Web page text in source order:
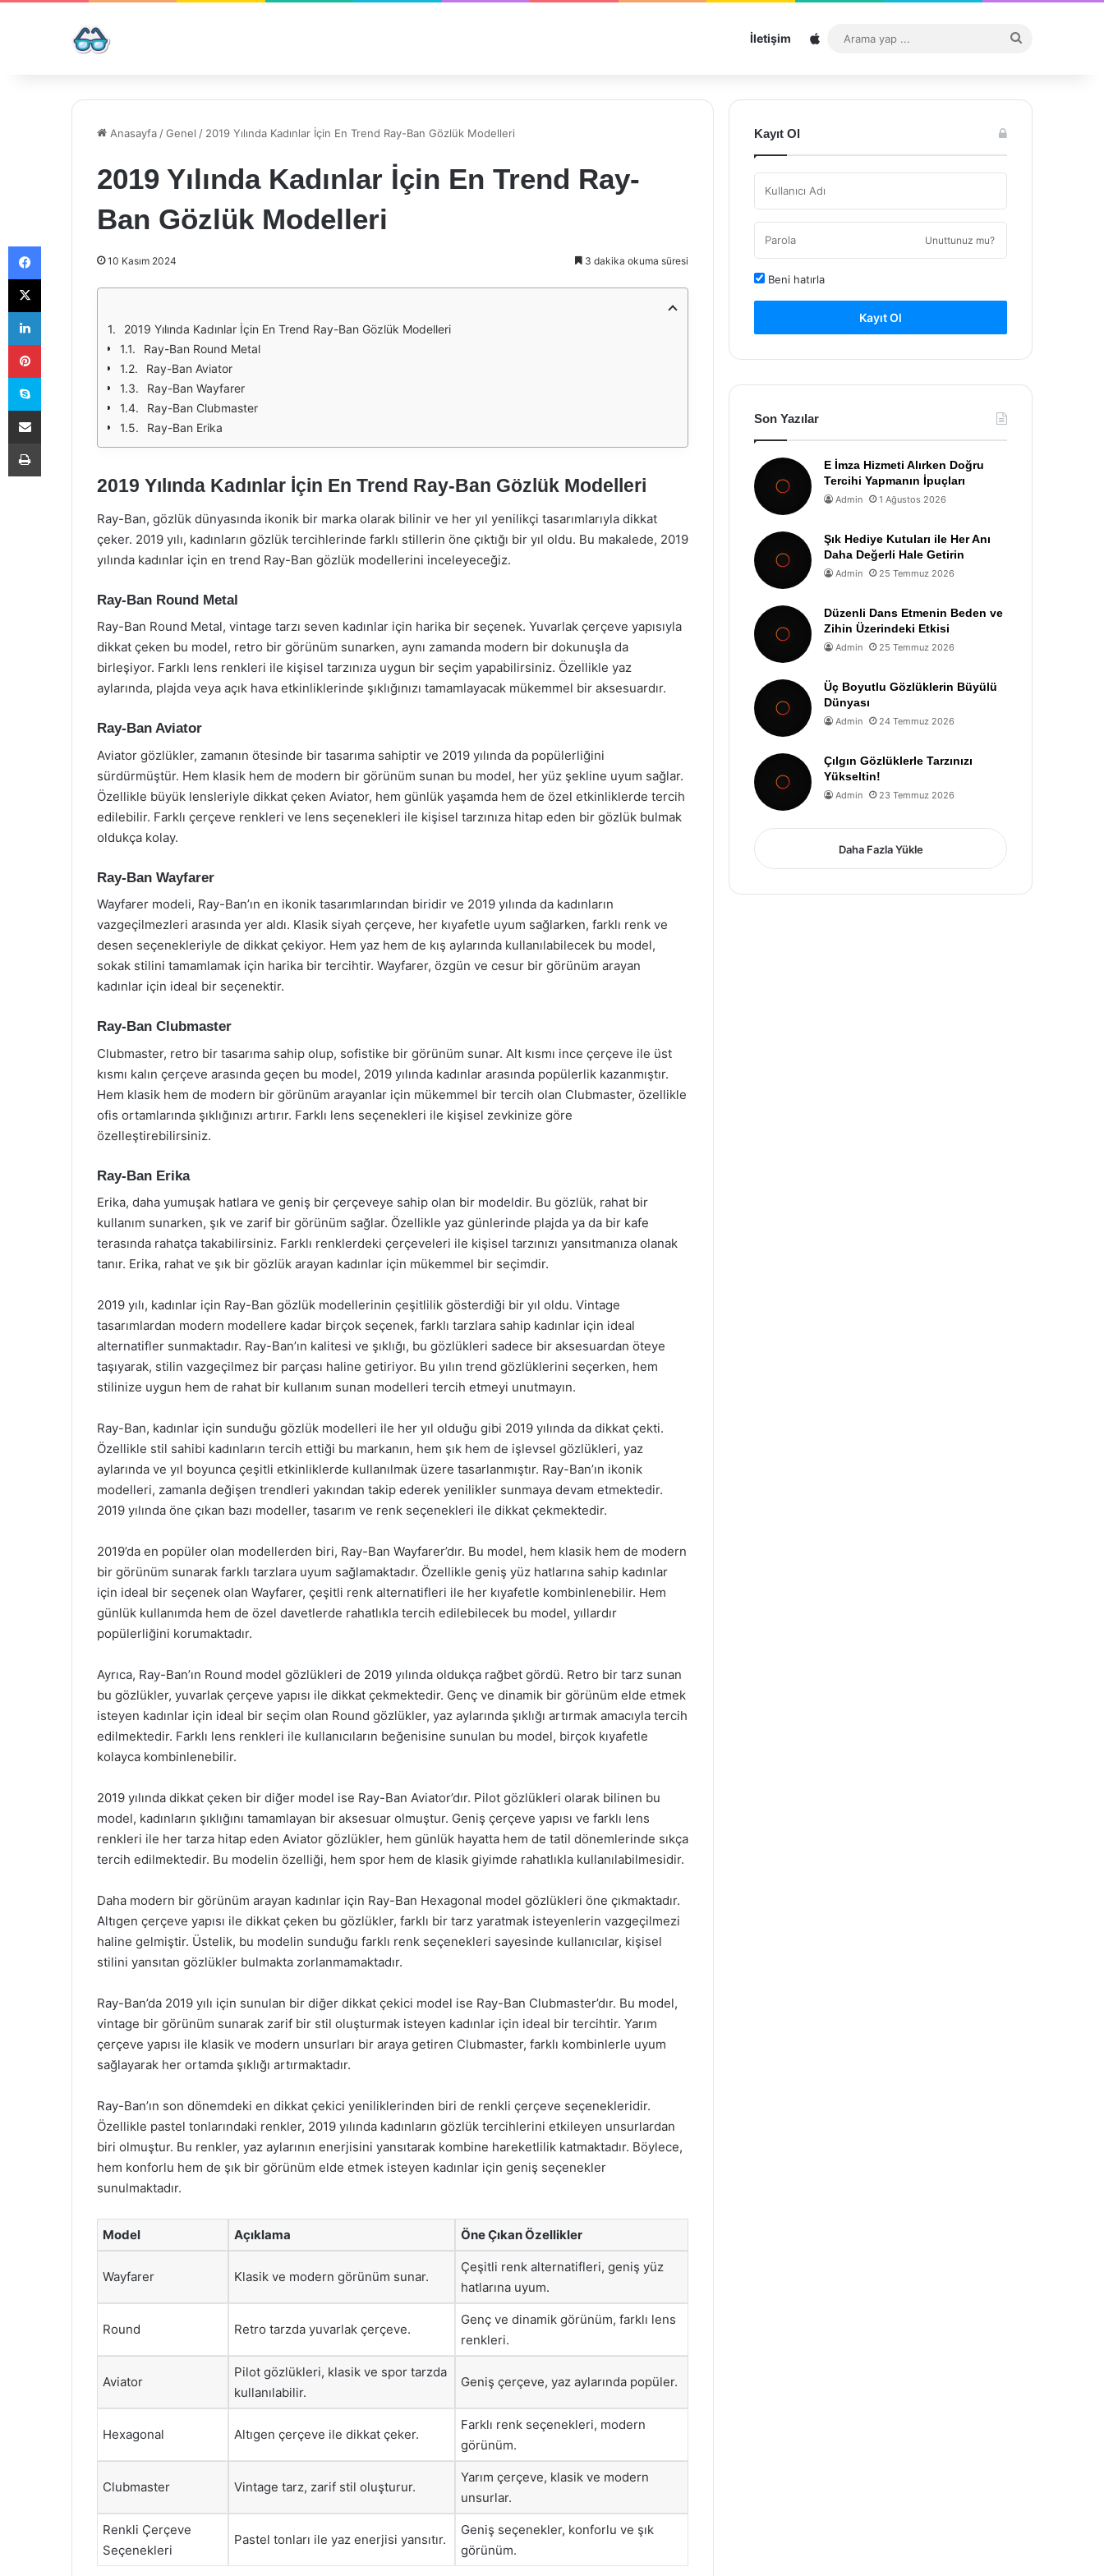
İletişim Sitemap
...
Anasayfa /Genel / 2019 Yılında Kadınlar İçin En Trend Ray-Ban Gözlük Modelleri
2019 Yılında Kadınlar İçin En Trend Ray-
Ban Gözlük Modelleri
10 Kasım 2024 3 dakika okuma süresi
2019 Yılında Kadınlar İçin En Trend Ray-Ban Gözlük Modelleri
Ray-Ban Round Metal
Ray-Ban Aviator
Ray-Ban Wayfarer
Ray-Ban Clubmaster
Ray-Ban Erika
2019 Yılında Kadınlar İçin En Trend Ray-Ban Gözlük Modelleri
Ray-Ban, gözlük dünyasında ikonik bir marka olarak bilinir ve her yıl yenilikçi tasarımlarıyla dikkat
çeker. 2019 yılı, kadınların gözlük tercihlerinde farklı stillerin öne çıktığı bir yıl oldu. Bu makalede, 2019
yılında kadınlar için en trend Ray-Ban gözlük modellerini inceleyeceğiz.
Ray-Ban Round Metal
Ray-Ban Round Metal, vintage tarzı seven kadınlar için harika bir seçenek. Yuvarlak çerçeve yapısıyla
dikkat çeken bu model, retro bir görünüm sunarken, aynı zamanda modern bir dokunuşla da
birleşiyor. Farklı lens renkleri ile kişisel tarzınıza uygun bir seçim yapabilirsiniz. Özellikle yaz
aylarında, plajda veya açık hava etkinliklerinde şıklığınızı tamamlayacak mükemmel bir aksesuardır.
Ray-Ban Aviator
Aviator gözlükler, zamanın ötesinde bir tasarıma sahiptir ve 2019 yılında da popülerliğini
sürdürmüştür. Hem klasik hem de modern bir görünüm sunan bu model, her yüz şekline uyum sağlar.
Özellikle büyük lensleriyle dikkat çeken Aviator, hem günlük yaşamda hem de özel etkinliklerde tercih
edilebilir. Farklı çerçeve renkleri ve lens seçenekleri ile kişisel tarzınıza hitap eden bir gözlük bulmak
oldukça kolay.
Ray-Ban Wayfarer
Wayfarer modeli, Ray-Ban’ın en ikonik tasarımlarından biridir ve 2019 yılında da kadınların
vazgeçilmezleri arasında yer aldı. Klasik siyah çerçeve, her kıyafetle uyum sağlarken, farklı renk ve
desen seçenekleriyle de dikkat çekiyor. Hem yaz hem de kış aylarında kullanılabilecek bu model,
sokak stilini tamamlamak için harika bir tercihtir. Wayfarer, özgün ve cesur bir görünüm arayan
kadınlar için ideal bir seçenektir.
Ray-Ban Clubmaster
Clubmaster, retro bir tasarıma sahip olup, sofistike bir görünüm sunar. Alt kısmı ince çerçeve ile üst
kısmı kalın çerçeve arasında geçen bu model, 2019 yılında kadınlar arasında popülerlik kazanmıştır.
Hem klasik hem de modern bir görünüm arayanlar için mükemmel bir tercih olan Clubmaster, özellikle
ofis ortamlarında şıklığınızı artırır. Farklı lens seçenekleri ile kişisel zevkinize göre
özelleştirebilirsiniz.
Ray-Ban Erika
Erika, daha yumuşak hatlara ve geniş bir çerçeveye sahip olan bir modeldir. Bu gözlük, rahat bir
kullanım sunarken, şık ve zarif bir görünüm sağlar. Özellikle yaz günlerinde plajda ya da bir kafe
terasında rahatça takabilirsiniz. Farklı renklerdeki çerçeveleri ile kişisel tarzınızı yansıtmanıza olanak
tanır. Erika, rahat ve şık bir gözlük arayan kadınlar için mükemmel bir seçimdir.
2019 yılı, kadınlar için Ray-Ban gözlük modellerinin çeşitlilik gösterdiği bir yıl oldu. Vintage
tasarımlardan modern modellere kadar birçok seçenek, farklı tarzlara sahip kadınlar için ideal
alternatifler sunmaktadır. Ray-Ban’ın kalitesi ve şıklığı, bu gözlükleri sadece bir aksesuardan öteye
taşıyarak, stilin vazgeçilmez bir parçası haline getiriyor. Bu yılın trend gözlüklerini seçerken, hem
stilinize uygun hem de rahat bir kullanım sunan modelleri tercih etmeyi unutmayın.
Ray-Ban, kadınlar için sunduğu gözlük modelleri ile her yıl olduğu gibi 2019 yılında da dikkat çekti.
Özellikle stil sahibi kadınların tercih ettiği bu markanın, hem şık hem de işlevsel gözlükleri, yaz
aylarında ve yıl boyunca çeşitli etkinliklerde kullanılmak üzere tasarlanmıştır. Ray-Ban’ın ikonik
modelleri, zamanla değişen trendleri yakından takip ederek yenilikler sunmaya devam etmektedir.
2019 yılında öne çıkan bazı modeller, tasarım ve renk seçenekleri ile dikkat çekmektedir.
2019’da en popüler olan modellerden biri, Ray-Ban Wayfarer’dır. Bu model, hem klasik hem de modern
bir görünüm sunarak farklı tarzlara uyum sağlamaktadır. Özellikle geniş yüz hatlarına sahip kadınlar
için ideal bir seçenek olan Wayfarer, çeşitli renk alternatifleri ile her kıyafetle kombinlenebilir. Hem
günlük kullanımda hem de özel davetlerde rahatlıkla tercih edilebilecek bu model, yıllardır
popülerliğini korumaktadır.
Ayrıca, Ray-Ban’ın Round model gözlükleri de 2019 yılında oldukça rağbet gördü. Retro bir tarz sunan
bu gözlükler, yuvarlak çerçeve yapısı ile dikkat çekmektedir. Genç ve dinamik bir görünüm elde etmek
isteyen kadınlar için ideal bir seçim olan Round gözlükler, yaz aylarında şıklığı artırmak amacıyla tercih
edilmektedir. Farklı lens renkleri ile kullanıcıların beğenisine sunulan bu model, birçok kıyafetle
kolayca kombinlenebilir.
2019 yılında dikkat çeken bir diğer model ise Ray-Ban Aviator’dır. Pilot gözlükleri olarak bilinen bu
model, kadınların şıklığını tamamlayan bir aksesuar olmuştur. Geniş çerçeve yapısı ve farklı lens
renkleri ile her tarza hitap eden Aviator gözlükler, hem günlük hayatta hem de tatil dönemlerinde sıkça
tercih edilmektedir. Bu modelin özelliği, hem spor hem de klasik giyimde rahatlıkla kullanılabilmesidir.
Daha modern bir görünüm arayan kadınlar için Ray-Ban Hexagonal model gözlükleri öne çıkmaktadır.
Altıgen çerçeve yapısı ile dikkat çeken bu gözlükler, farklı bir tarz yaratmak isteyenlerin vazgeçilmezi
haline gelmiştir. Üstelik, bu modelin sunduğu farklı renk seçenekleri sayesinde kullanıcılar, kişisel
stilini yansıtan gözlükler bulmakta zorlanmamaktadır.
Ray-Ban’da 2019 yılı için sunulan bir diğer dikkat çekici model ise Ray-Ban Clubmaster’dır. Bu model,
vintage bir görünüm sunarak zarif bir stil oluşturmak isteyen kadınlar için ideal bir tercihtir. Yarım
çerçeve yapısı ile klasik ve modern unsurları bir araya getiren Clubmaster, farklı kombinlerle uyum
sağlayarak her ortamda şıklığı artırmaktadır.
Ray-Ban’ın son dönemdeki en dikkat çekici yeniliklerinden biri de renkli çerçeve seçenekleridir.
Özellikle pastel tonlarındaki renkler, 2019 yılında kadınların gözlük tercihlerini etkileyen unsurlardan
biri olmuştur. Bu renkler, yaz aylarının enerjisini yansıtarak kombine hareketlilik katmaktadır. Böylece,
hem konforlu hem de şık bir görünüm elde etmek isteyen kadınlar için geniş seçenekler
sunulmaktadır.
Model Açıklama Öne Çıkan Özellikler
Wayfarer Klasik ve modern görünüm sunar.
Çeşitli renk alternatifleri, geniş yüz
hatlarına uyum.
Round Retro tarzda yuvarlak çerçeve.
Genç ve dinamik görünüm, farklı lens
renkleri.
Aviator
Pilot gözlükleri, klasik ve spor tarzda
kullanılabilir.
Geniş çerçeve, yaz aylarında popüler.
Hexagonal Altıgen çerçeve ile dikkat çeker.
Farklı renk seçenekleri, modern
görünüm.
Clubmaster Vintage tarz, zarif stil oluşturur.
Yarım çerçeve, klasik ve modern
unsurlar.
Renkli Çerçeve
Seçenekleri
Pastel tonları ile yaz enerjisi yansıtır.
Geniş seçenekler, konforlu ve şık
görünüm.
Kayıt Ol
Unuttunuz mu?
Beni hatırla
Kayıt Ol
Son Yazılar
E İmza Hizmeti Alırken Doğru
Tercihi Yapmanın İpuçları
Admin 1 Ağustos 2026
Şık Hediye Kutuları ile Her Anı
Daha Değerli Hale Getirin
Admin 25 Temmuz 2026
Düzenli Dans Etmenin Beden ve
Zihin Üzerindeki Etkisi
Admin 25 Temmuz 2026
Üç Boyutlu Gözlüklerin Büyülü
Dünyası
Admin 24 Temmuz 2026
Çılgın Gözlüklerle Tarzınızı
Yükseltin!
Admin 23 Temmuz 2026
Daha Fazla Yükle
Facebook
X
LinkedIn
Pinterest
Skype
E-Posta ile paylaş